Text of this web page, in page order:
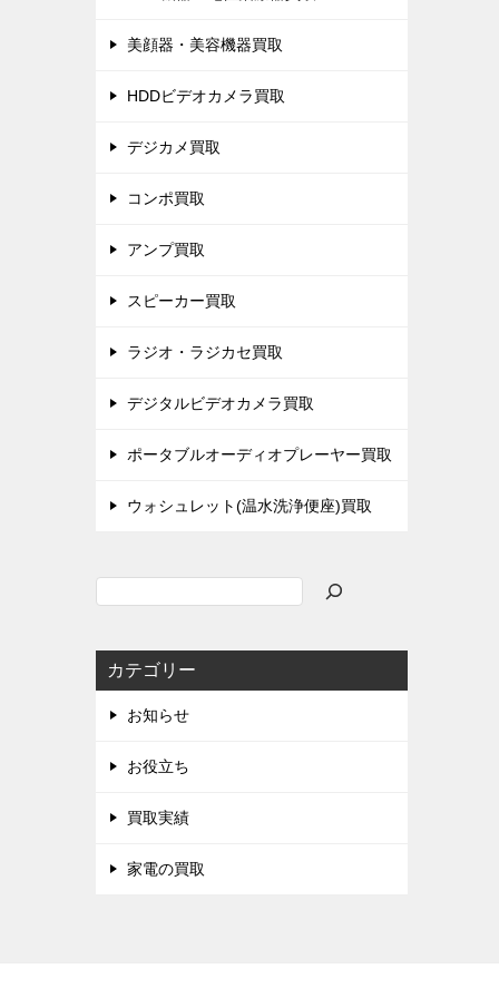
美顔器・美容機器買取
HDDビデオカメラ買取
デジカメ買取
コンポ買取
アンプ買取
スピーカー買取
ラジオ・ラジカセ買取
デジタルビデオカメラ買取
ポータブルオーディオプレーヤー買取
ウォシュレット(温水洗浄便座)買取
カテゴリー
お知らせ
お役立ち
買取実績
家電の買取